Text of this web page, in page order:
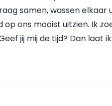
samen, wassen
ons mooist uitzien. Ik
jij mij de tijd? Dan laat